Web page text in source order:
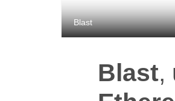
Blast
Blast,